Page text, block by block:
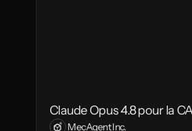
Claude Opus 4.8 pour la
MecAgent Inc.